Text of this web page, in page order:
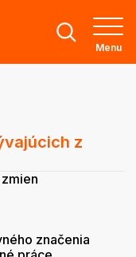
Menu
z
značenia